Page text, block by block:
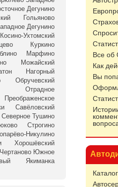
Все
Как
Вы
Дегунино
Гольяново
Дегунино
Косино-Ухтомский
Куркино
Марфино
Можайский
Нагорный
Обручевский
Отрадное
Преображенское
Савёловский
Северное Тушино
Строгино
Никулино
Хорошёвский
Чертаново Южное
Якиманка